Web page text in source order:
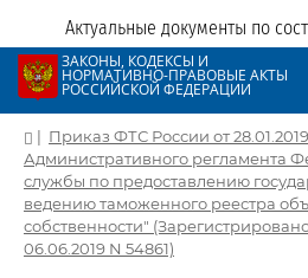
Актуальные документы по
ЗАКОНЫ, КОДЕКСЫ И
НОРМАТИВНО-ПРАВОВЫЕ АКТЫ
РОССИЙСКОЙ ФЕДЕРАЦИИ
| Приказ ФТС России от
Административного регламента
службы по предоставлению
ведению таможенного реестра
собственности"
06.06.2019 N 54861)